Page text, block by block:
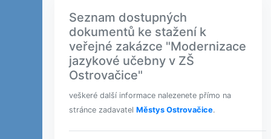
Seznam dostupných
dokumentů ke stažení k
veřejné zakázce "Modernizace
jazykové učebny v ZŠ
Ostrovačice"
veškeré další informace nalezenete přímo na
stránce zadavatel Městys Ostrovačice.